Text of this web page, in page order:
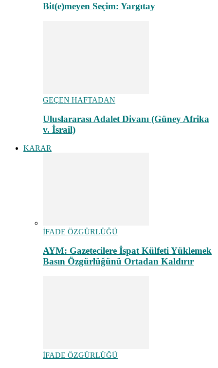
Bit(e)meyen Seçim: Yargıtay
GEÇEN HAFTADAN
Uluslararası Adalet Divanı (Güney Afrika
v. İsrail)
KARAR
İFADE ÖZGÜRLÜĞÜ
AYM: Gazetecilere İspat Külfeti Yüklemek
Basın Özgürlüğünü Ortadan Kaldırır
İFADE ÖZGÜRLÜĞÜ